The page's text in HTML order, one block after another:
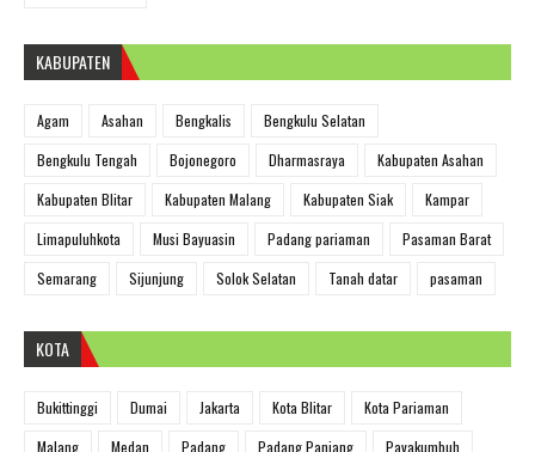
KABUPATEN
Agam Asahan Bengkalis
Bengkulu Selatan
Bengkulu Tengah
Bojonegoro Dharmasraya
Kabupaten Asahan
Kabupaten Blitar
Kabupaten Malang Kabupaten Siak
Kampar
Limapuluhkota
Musi Bayuasin Padang pariaman
Pasaman Barat
Semarang
Sijunjung Solok Selatan Tanah datar pasaman
KOTA
Bukittinggi Dumai Jakarta Kota Blitar
Kota Pariaman
Malang
Medan Padang Padang Panjang
Payakumbuh